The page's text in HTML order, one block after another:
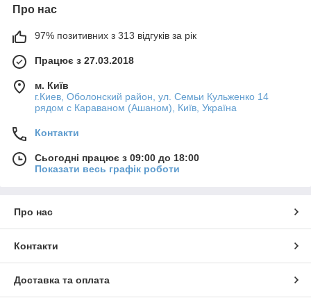
Про нас
97% позитивних з 313 відгуків за рік
Працює з 27.03.2018
м. Київ
г.Киев, Оболонский район, ул. Семьи Кульженко 14
рядом с Караваном (Ашаном), Київ, Україна
Контакти
Сьогодні працює з 09:00 до 18:00
Показати весь графік роботи
Про нас
Контакти
Доставка та оплата